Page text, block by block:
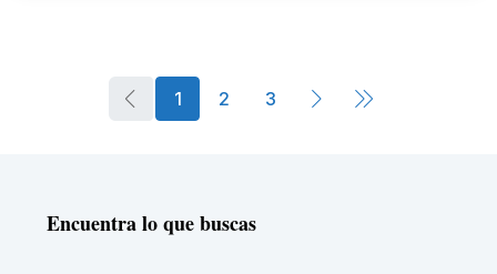
1 2 3
Encuentra lo que buscas